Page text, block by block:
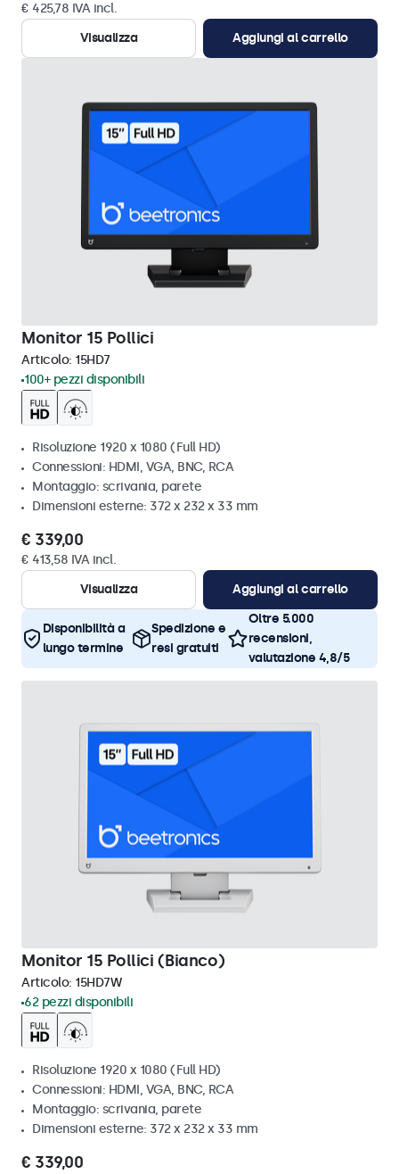
€ 425,78 IVA incl.
Visualizza
Aggiungi al carrello
Monitor 15 Pollici
Articolo: 15HD7
100+ pezzi disponibili
Risoluzione 1920 x 1080 (Full HD)
Connessioni: HDMI, VGA, BNC, RCA
Montaggio: scrivania, parete
Dimensioni esterne: 372 x 232 x 33 mm
€ 339,00
€ 413,58 IVA incl.
Visualizza
Aggiungi al carrello
Disponibilità a
lungo termine
Spedizione e
resi gratuiti
Oltre 5.000
recensioni,
valutazione 4,8/5
Monitor 15 Pollici (Bianco)
Articolo: 15HD7W
62 pezzi disponibili
Risoluzione 1920 x 1080 (Full HD)
Connessioni: HDMI, VGA, BNC, RCA
Montaggio: scrivania, parete
Dimensioni esterne: 372 x 232 x 33 mm
€ 339,00